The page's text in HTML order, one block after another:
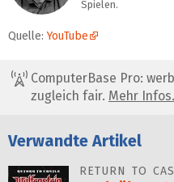
Spielen.
Quelle:YouTube
ComputerBase Pro:
zugleich fair. Mehr Infos.
Verwandte Artikel
RETURN TO